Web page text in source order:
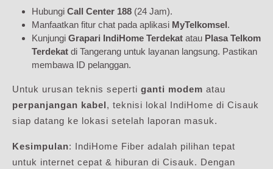
Hubungi Call Center 188 (24 Jam).
Manfaatkan fitur chat pada aplikasi MyTelkomsel.
Kunjungi Grapari IndiHome Terdekat atau Plasa Telkom
Terdekat di Tangerang untuk layanan langsung. Pastikan
membawa ID pelanggan.
Untuk urusan teknis seperti ganti modem atau
perpanjangan kabel, teknisi lokal IndiHome di Cisauk
siap datang ke lokasi setelah laporan masuk.
Kesimpulan: IndiHome Fiber adalah pilihan tepat
untuk internet cepat & hiburan di Cisauk. Dengan